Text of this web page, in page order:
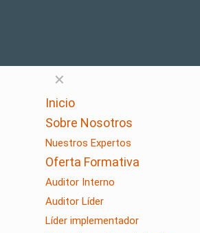
✕
Inicio
Sobre Nosotros
Nuestros Expertos
Oferta Formativa
Auditor Interno
Auditor Líder
Líder implementador